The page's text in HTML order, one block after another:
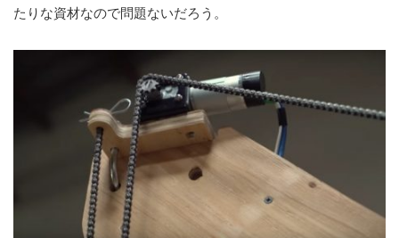
たりな資材なので問題ないだろう。